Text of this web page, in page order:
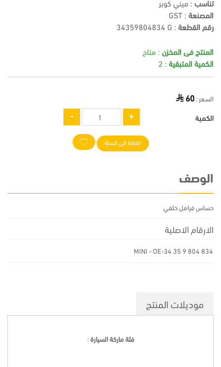
تناسب : ميني كوبر
المصنعة : GST
رقم القطعة :
34359804834 G
المنتج فى المخزن : متاح
الكمية المتبقية : 2
السعر :60
الكمية
اضافة الى السلة
الوصف
حساس فرامل خلفي
الارقام الاصلية
MINI - OE-34 35 9 804 834
موديلات المنتج
فئة ماركة السيارة: